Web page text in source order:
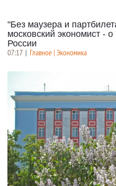
"Без маузера и
московский экономист - о
России
07:17 | Главное | Экономика